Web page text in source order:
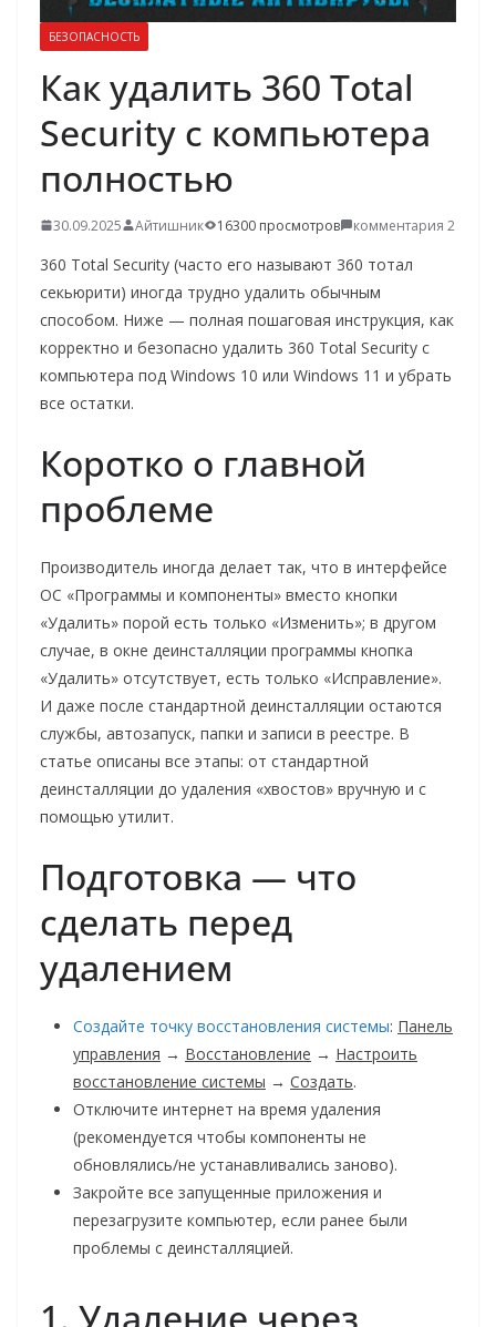
БЕЗОПАСНОСТЬ
Как удалить 360 Total
Security с компьютера
полностью
30.09.2025 Айтишник 16300 просмотров комментария 2
360 Total Security (часто его называют 360 тотал
секьюрити) иногда трудно удалить обычным
способом. Ниже — полная пошаговая инструкция, как
корректно и безопасно удалить 360 Total Security с
компьютера под Windows 10 или Windows 11 и убрать
все остатки.
Коротко о главной
проблеме
Производитель иногда делает так, что в интерфейсе
ОС «Программы и компоненты» вместо кнопки
«Удалить» порой есть только «Изменить»; в другом
случае, в окне деинсталляции программы кнопка
«Удалить» отсутствует, есть только «Исправление».
И даже после стандартной деинсталляции остаются
службы, автозапуск, папки и записи в реестре. В
статье описаны все этапы: от стандартной
деинсталляции до удаления «хвостов» вручную и с
помощью утилит.
Подготовка — что
сделать перед
удалением
Создайте точку восстановления системы: Панель
управления → Восстановление → Настроить
восстановление системы → Создать.
Отключите интернет на время удаления
(рекомендуется чтобы компоненты не
обновлялись/не устанавливались заново).
Закройте все запущенные приложения и
перезагрузите компьютер, если ранее были
проблемы с деинсталляцией.
1. Удаление через